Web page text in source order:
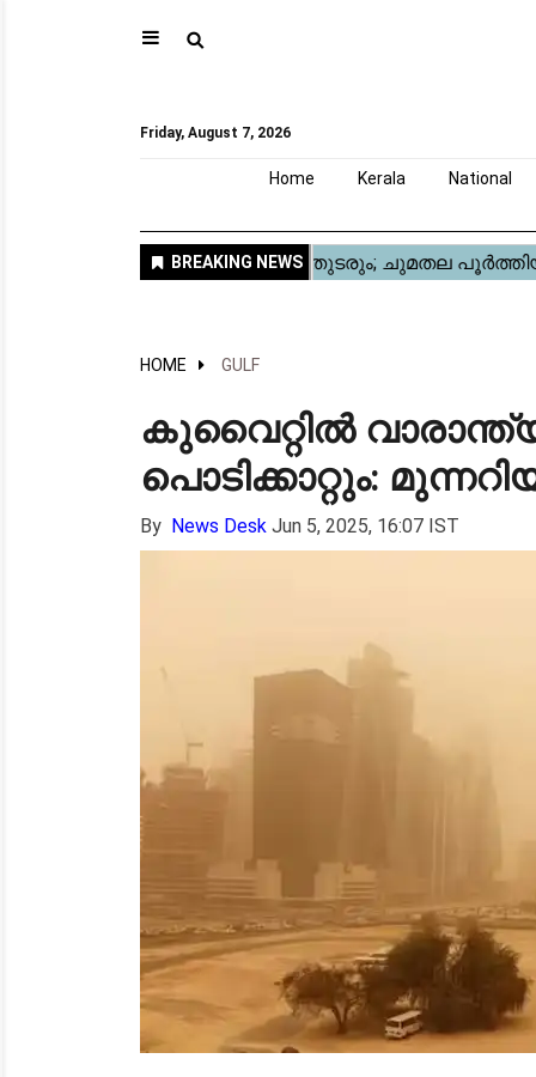
⚲
Friday, August 7, 2026
Home Kerala National
HOME GULF
കുവൈറ്റിൽ
പൊടിക്കാറ്റും:
By News Desk Jun 5, 2025, 16:07 IST